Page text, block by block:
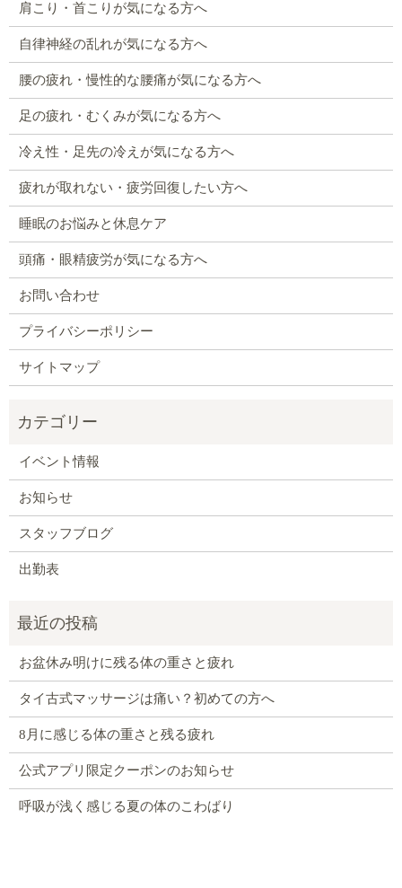
肩こり・首こりが気になる方へ
自律神経の乱れが気になる方へ
腰の疲れ・慢性的な腰痛が気になる方へ
足の疲れ・むくみが気になる方へ
冷え性・足先の冷えが気になる方へ
疲れが取れない・疲労回復したい方へ
睡眠のお悩みと休息ケア
頭痛・眼精疲労が気になる方へ
お問い合わせ
プライバシーポリシー
サイトマップ
イベント情報
お知らせ
スタッフブログ
出勤表
お盆休み明けに残る体の重さと疲れ
タイ古式マッサージは痛い？初めての方へ
8月に感じる体の重さと残る疲れ
公式アプリ限定クーポンのお知らせ
呼吸が浅く感じる夏の体のこわばり